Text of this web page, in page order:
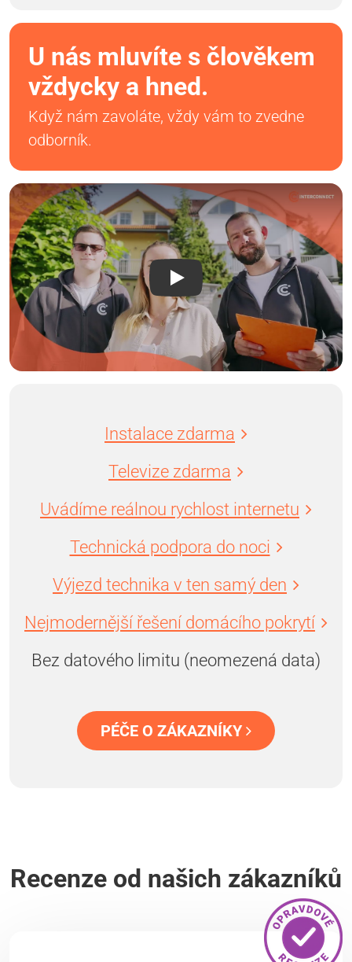
U nás mluvíte s člověkem
vždycky a hned.
Když nám zavoláte, vždy vám to zvedne
odborník.
Instalace zdarma
Televize zdarma
Uvádíme reálnou rychlost internetu
Technická podpora do noci
Výjezd technika v ten samý den
Nejmodernější řešení domácího pokrytí
Bez datového limitu (neomezená data)
PÉČE O ZÁKAZNÍKY
Recenze od našich zákazníků